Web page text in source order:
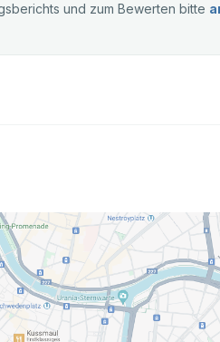
und zum Bewerten bitte